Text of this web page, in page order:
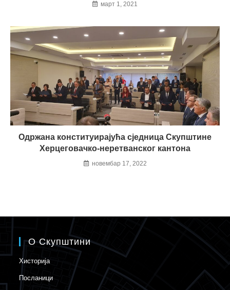
март 1, 2021
Одржана конституирајућа сједница Скупштине
Херцеговачко-неретванског кантона
новембар 17, 2022
О Скупштини
Хисторија
Посланици